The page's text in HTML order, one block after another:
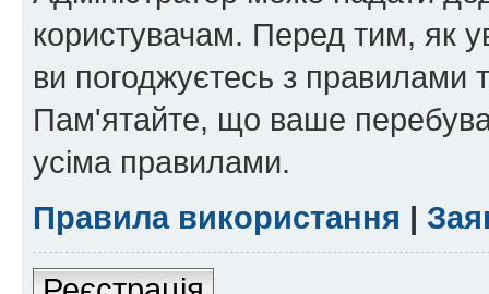
користувачам. Перед тим, як
ви погоджуєтесь з правилами
Пам'ятайте, що ваше
усіма правилами.
Правила використання |